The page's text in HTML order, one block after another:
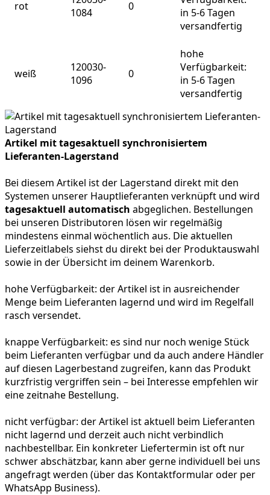
rot
1084
0
in 5-6 Tagen
versandfertig
weiß
120030-
1096
0
hohe
Verfügbarkeit:
in 5-6 Tagen
versandfertig
Artikel mit tagesaktuell synchronisiertem
Lieferanten-Lagerstand
Bei diesem Artikel ist der Lagerstand direkt mit den
Systemen unserer Hauptlieferanten verknüpft und wird
tagesaktuell automatisch abgeglichen. Bestellungen
bei unseren Distributoren lösen wir regelmäßig
mindestens einmal wöchentlich aus. Die aktuellen
Lieferzeitlabels siehst du direkt bei der Produktauswahl
sowie in der Übersicht im deinem Warenkorb.
hohe Verfügbarkeit: der Artikel ist in ausreichender
Menge beim Lieferanten lagernd und wird im Regelfall
rasch versendet.
knappe Verfügbarkeit: es sind nur noch wenige Stück
beim Lieferanten verfügbar und da auch andere Händler
auf diesen Lagerbestand zugreifen, kann das Produkt
kurzfristig vergriffen sein – bei Interesse empfehlen wir
eine zeitnahe Bestellung.
nicht verfügbar: der Artikel ist aktuell beim Lieferanten
nicht lagernd und derzeit auch nicht verbindlich
nachbestellbar. Ein konkreter Liefertermin ist oft nur
schwer abschätzbar, kann aber gerne individuell bei uns
angefragt werden (über das Kontaktformular oder per
WhatsApp Business).